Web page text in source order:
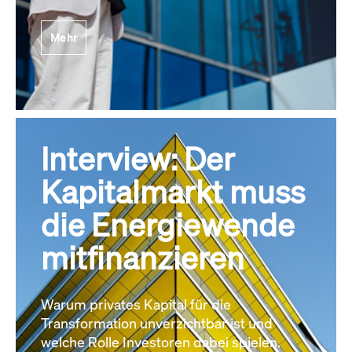
Mehr
Interview: Der
Kapitalmarkt muss
die Energiewende
mitfinanzieren
Warum privates Kapital für die
Transformation unverzichtbar ist und
welche Rolle Investoren dabei spielen.